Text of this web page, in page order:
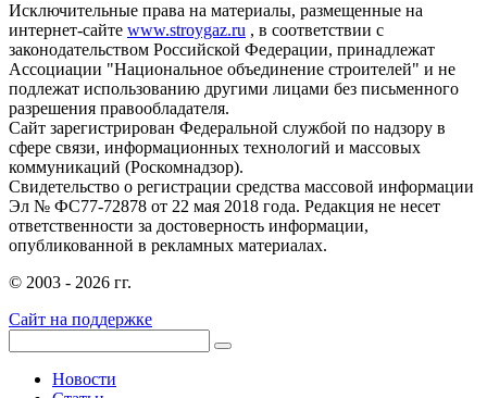
Исключительные права на материалы, размещенные на
интернет-сайте www.stroygaz.ru , в соответствии с
законодательством Российской Федерации, принадлежат
Ассоциации "Национальное объединение строителей" и не
подлежат использованию другими лицами без письменного
разрешения правообладателя.
Сайт зарегистрирован Федеральной службой по надзору в
сфере связи, информационных технологий и массовых
коммуникаций (Роскомнадзор).
Свидетельство о регистрации средства массовой информации
Эл № ФС77-72878 от 22 мая 2018 года. Редакция не несет
ответственности за достоверность информации,
опубликованной в рекламных материалах.
© 2003 - 2026 гг.
Сайт на поддержке
Новости